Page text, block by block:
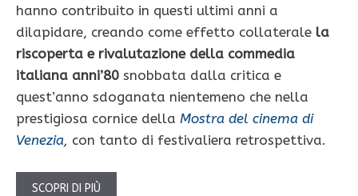
hanno contribuito in questi ultimi anni a
dilapidare, creando come effetto collaterale la
riscoperta e rivalutazione della commedia
italiana anni’80 snobbata dalla critica e
quest’anno sdoganata nientemeno che nella
prestigiosa cornice della Mostra del cinema di
Venezia, con tanto di festivaliera retrospettiva.
SCOPRI DI PIÙ